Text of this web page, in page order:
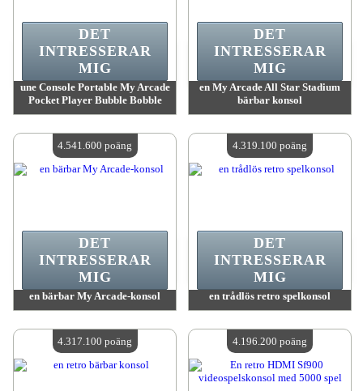
une Console Portable My Arcade
Pocket Player Bubble Bobble
Antal tillgängliga:4
DET
INTRESSERAR
MIG
en My Arcade All Star Stadium
bärbar konsol
Antal tillgängliga:4
DET
INTRESSERAR
MIG
en bärbar My Arcade-konsol
Antal tillgängliga:4
DET
INTRESSERAR
MIG
4.541.600 poäng
en trådlös retro spelkonsol
Antal tillgängliga:4
DET
INTRESSERAR
MIG
4.319.100 poäng
4.317.100 poäng 4.196.200 poäng